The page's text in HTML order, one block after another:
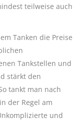
teilweise auch
Tanken die Preise
Tankstellen und
stärkt den
tankt man nach
der Regel am
und